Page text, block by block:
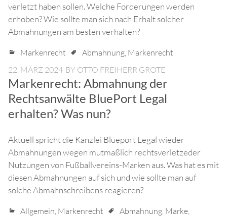
verletzt haben sollen. Welche Forderungen werden
erhoben? Wie sollte man sich nach Erhalt solcher
Abmahnungen am besten verhalten?
Markenrecht Abmahnung, Markenrecht
22. MÄRZ 2024 BY OTTO FREIHERR GROTE
Markenrecht: Abmahnung der
Rechtsanwälte BluePort Legal
erhalten? Was nun?
Aktuell spricht die Kanzlei Blueport Legal wieder
Abmahnungen wegen mutmaßlich rechtsverletzeder
Nutzungen von Fußballvereins-Marken aus. Was hat es mit
diesen Abmahnungen auf sich und wie sollte man auf
solche Abmahnschreibens reagieren?
Allgemein, Markenrecht Abmahnung, Marke,